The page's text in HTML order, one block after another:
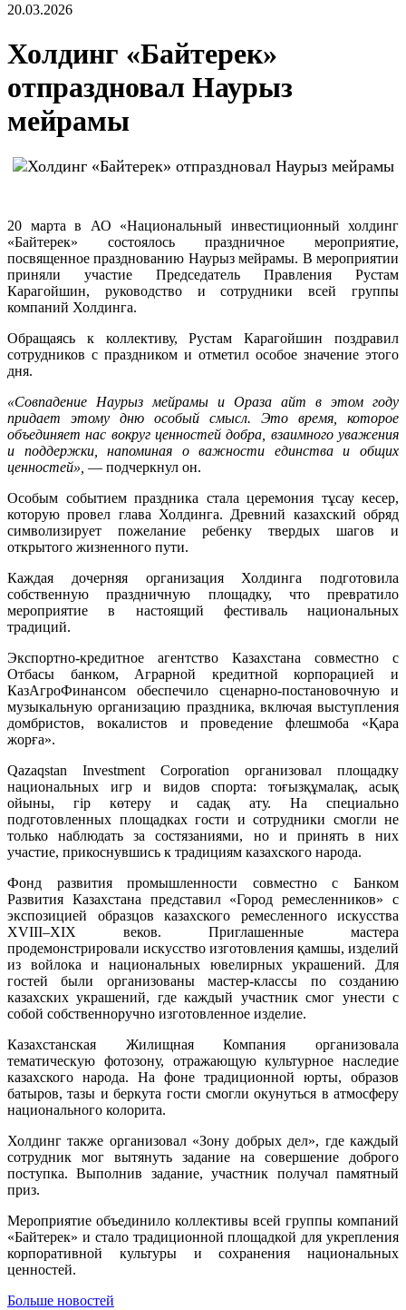
20.03.2026
Холдинг «Байтерек»
отпраздновал Наурыз
мейрамы
20 марта в АО «Национальный инвестиционный холдинг
«Байтерек» состоялось праздничное мероприятие,
посвященное празднованию Наурыз мейрамы. В мероприятии
приняли участие Председатель Правления Рустам
Карагойшин, руководство и сотрудники всей группы
компаний Холдинга.
Обращаясь к коллективу, Рустам Карагойшин поздравил
сотрудников с праздником и отметил особое значение этого
дня.
«Совпадение Наурыз мейрамы и Ораза айт в этом году
придает этому дню особый смысл. Это время, которое
объединяет нас вокруг ценностей добра, взаимного уважения
и поддержки, напоминая о важности единства и общих
ценностей», — подчеркнул он.
Особым событием праздника стала церемония тұсау кесер,
которую провел глава Холдинга. Древний казахский обряд
символизирует пожелание ребенку твердых шагов и
открытого жизненного пути.
Каждая дочерняя организация Холдинга подготовила
собственную праздничную площадку, что превратило
мероприятие в настоящий фестиваль национальных
традиций.
Экспортно-кредитное агентство Казахстана совместно с
Отбасы банком, Аграрной кредитной корпорацией и
КазАгроФинансом обеспечило сценарно-постановочную и
музыкальную организацию праздника, включая выступления
домбристов, вокалистов и проведение флешмоба «Қара
жорға».
Qazaqstan Investment Corporation организовал площадку
национальных игр и видов спорта: тоғызқұмалақ, асық
ойыны, гір көтеру и садақ ату. На специально
подготовленных площадках гости и сотрудники смогли не
только наблюдать за состязаниями, но и принять в них
участие, прикоснувшись к традициям казахского народа.
Фонд развития промышленности совместно с Банком
Развития Казахстана представил «Город ремесленников» с
экспозицией образцов казахского ремесленного искусства
XVIII–XIX веков. Приглашенные мастера
продемонстрировали искусство изготовления қамшы, изделий
из войлока и национальных ювелирных украшений. Для
гостей были организованы мастер-классы по созданию
казахских украшений, где каждый участник смог унести с
собой собственноручно изготовленное изделие.
Казахстанская Жилищная Компания организовала
тематическую фотозону, отражающую культурное наследие
казахского народа. На фоне традиционной юрты, образов
батыров, тазы и беркута гости смогли окунуться в атмосферу
национального колорита.
Холдинг также организовал «Зону добрых дел», где каждый
сотрудник мог вытянуть задание на совершение доброго
поступка. Выполнив задание, участник получал памятный
приз.
Мероприятие объединило коллективы всей группы компаний
«Байтерек» и стало традиционной площадкой для укрепления
корпоративной культуры и сохранения национальных
ценностей.
Больше новостей